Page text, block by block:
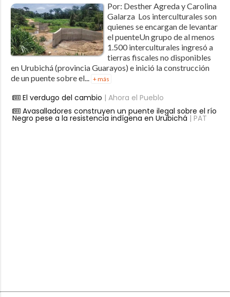
Por: Desther Agreda y Carolina
Galarza Los interculturales son
quienes se encargan de levantar
el puenteUn grupo de al menos
1.500 interculturales ingresó a
tierras fiscales no disponibles
en Urubichá (provincia Guarayos) e inició la construcción
de un puente sobre el... + más
El verdugo del cambio | Ahora el Pueblo
Avasalladores construyen un puente ilegal sobre el río
Negro pese a la resistencia indígena en Urubichá | PAT